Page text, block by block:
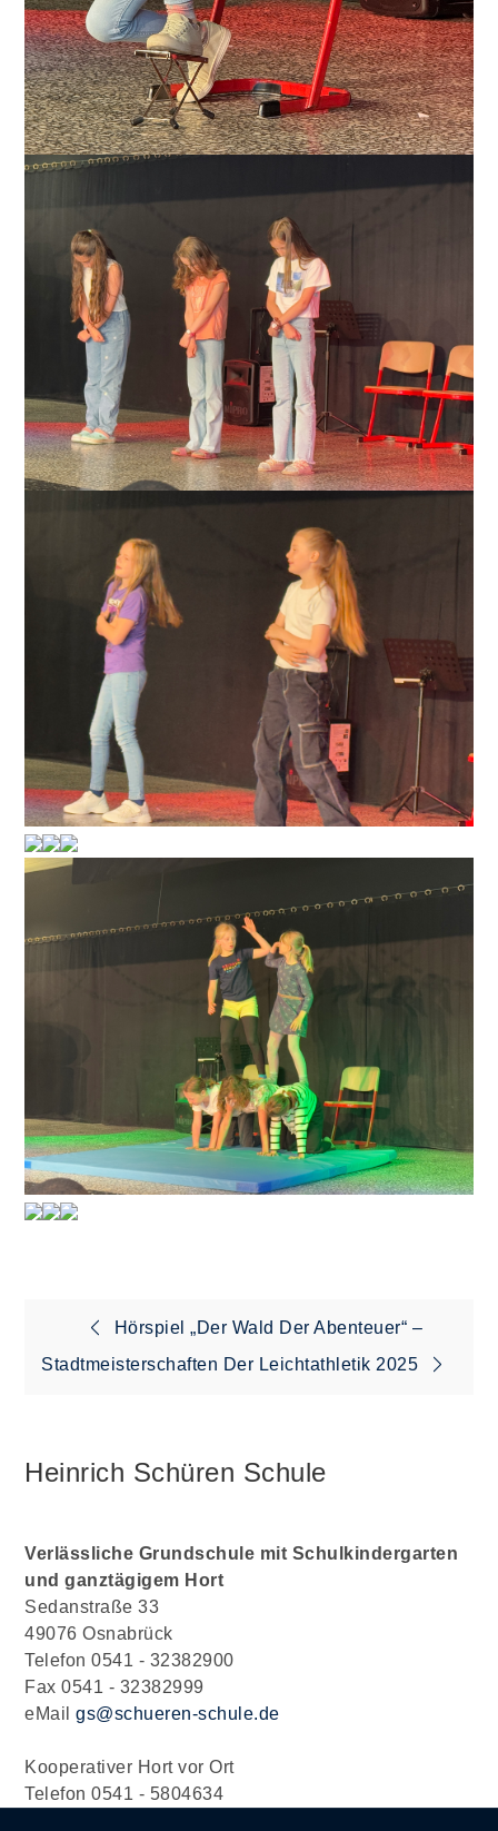
Beitragsnavigation
Hörspiel „Der Wald Der Abenteuer“ –
Stadtmeisterschaften Der Leichtathletik 2025
Heinrich Schüren Schule
Verlässliche Grundschule mit Schulkindergarten
und ganztägigem Hort
Sedanstraße 33
49076 Osnabrück
Telefon 0541 - 32382900
Fax 0541 - 32382999
eMailgs@schueren-schule.de
Kooperativer Hort vor Ort
Telefon 0541 - 5804634